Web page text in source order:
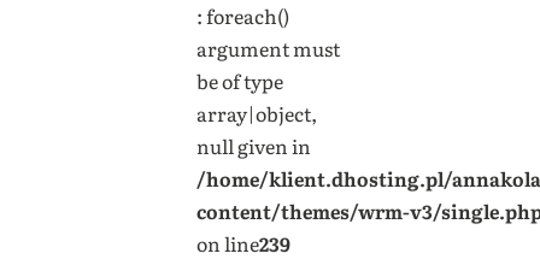
: foreach()
argument must
be of type
array|object,
null given in
/home/klient.dhosting.pl/
content/themes/wrm-v3/
on line239